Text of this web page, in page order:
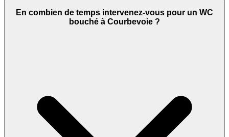
En combien de temps intervenez-vous pour un WC
bouché à Courbevoie ?